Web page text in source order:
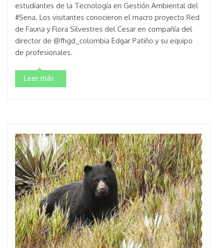
estudiantes de la Tecnología en Gestión Ambiental del
#Sena. Los visitantes conocieron el macro proyecto Red
de Fauna y Flora Silvestres del Cesar en compañía del
director de @fhgd_colombia Edgar Patiño y su equipo
de profesionales.
Leer más